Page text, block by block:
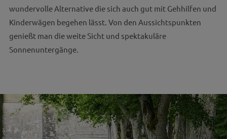
wundervolle Alternative die sich auch gut mit Gehhilfen und
Kinderwägen begehen lässt. Von den Aussichtspunkten
genießt man die weite Sicht und spektakuläre
Sonnenuntergänge.